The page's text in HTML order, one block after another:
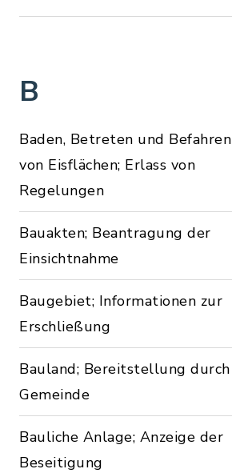
B
Baden, Betreten und Befahren
von Eisflächen; Erlass von
Regelungen
Bauakten; Beantragung der
Einsichtnahme
Baugebiet; Informationen zur
Erschließung
Bauland; Bereitstellung durch
Gemeinde
Bauliche Anlage; Anzeige der
Beseitigung